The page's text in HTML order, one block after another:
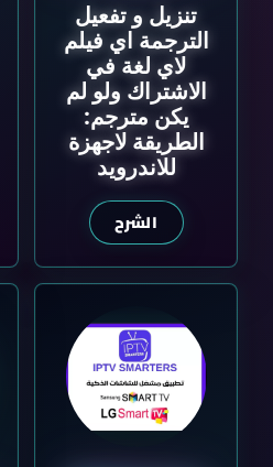
تنزيل و تفعيل
الترجمة اي فيلم
لاي لغة في
الاشتراك ولو لم
يكن مترجم:
الطريقة لاجهزة
للاندرويد
الشرح